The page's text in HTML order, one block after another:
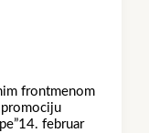
frontmenom
februar